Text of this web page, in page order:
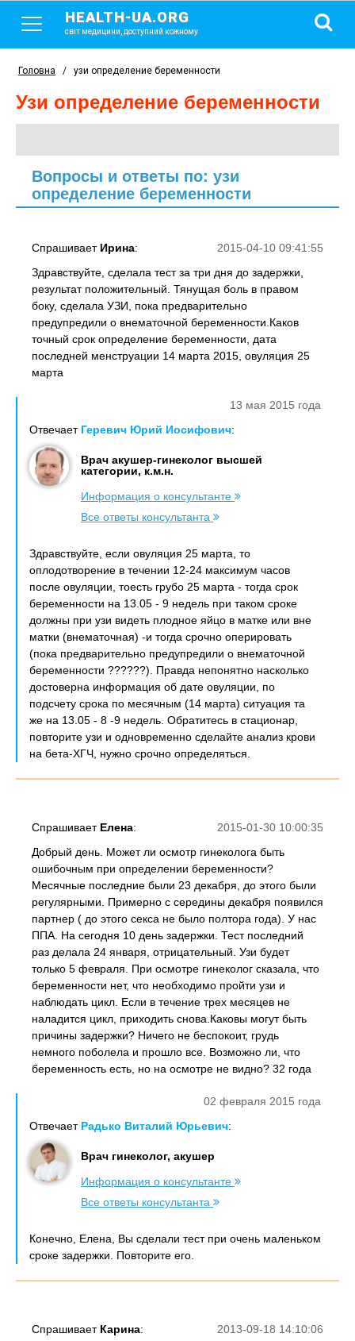
HEALTH-UA.ORG
світ медицини, доступний кожному
Головна / узи определение беременности
узи определение беременности
Вопросы и ответы по: узи
определение беременности
2015-04-10 09:41:55
Спрашивает Ирина:
Здравствуйте, сделала тест за три дня до задержки,
результат положительный. Тянущая боль в правом
боку, сделала УЗИ, пока предварительно
предупредили о внематочной беременности.Каков
точный срок определение беременности, дата
последней менструации 14 марта 2015, овуляция 25
марта
13 мая 2015 года
Отвечает Геревич Юрий Иосифович:
Врач акушер-гинеколог высшей
категории, к.м.н.
Информация о консультанте
Все ответы консультанта
Здравствуйте, если овуляция 25 марта, то
оплодотворение в течении 12-24 максимум часов
после овуляции, тоесть грубо 25 марта - тогда срок
беременности на 13.05 - 9 недель при таком сроке
должны при узи видеть плодное яйцо в матке или вне
матки (внематочная) -и тогда срочно оперировать
(пока предварительно предупредили о внематочной
беременности ??????). Правда непонятно насколько
достоверна информация об дате овуляции, по
подсчету срока по месячным (14 марта) ситуация та
же на 13.05 - 8 -9 недель. Обратитесь в стационар,
повторите узи и одновременно сделайте анализ крови
на бета-ХГЧ, нужно срочно определяться.
2015-01-30 10:00:35
Спрашивает Елена:
Добрый день. Может ли осмотр гинеколога быть
ошибочным при определении беременности?
Месячные последние были 23 декабря, до этого были
регулярными. Примерно с середины декабря появился
партнер ( до этого секса не было полтора года). У нас
ППА. На сегодня 10 день задержки. Тест последний
раз делала 24 января, отрицательный. Узи будет
только 5 февраля. При осмотре гинеколог сказала, что
беременности нет, что необходимо пройти узи и
наблюдать цикл. Если в течение трех месяцев не
наладится цикл, приходить снова.Каковы могут быть
причины задержки? Ничего не беспокоит, грудь
немного поболела и прошло все. Возможно ли, что
беременность есть, но на осмотре не видно? 32 года
02 февраля 2015 года
Отвечает Радько Виталий Юрьевич:
Врач гинеколог, акушер
Информация о консультанте
Все ответы консультанта
Конечно, Елена, Вы сделали тест при очень маленьком
сроке задержки. Повторите его.
2013-09-18 14:10:06
Спрашивает Карина: